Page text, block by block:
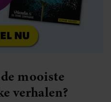
mooiste
verhalen?